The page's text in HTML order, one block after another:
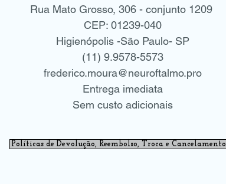
Rua Mato Grosso, 306 - conjunto 1209
CEP: 01239-040
Higienópolis -São Paulo- SP
(11) 9.9578-5573
frederico.moura@neuroftalmo.pro
Entrega imediata
Sem custo adicionais
Políticas de Devolução, Reembolso, Troca e Cancelamento